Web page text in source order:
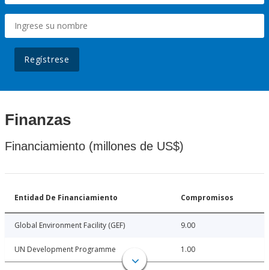
Regístrese
Finanzas
Financiamiento (millones de US$)
Entidad De Financiamiento Compromisos
Global Environment Facility (GEF) 9.00
UN Development Programme 1.00